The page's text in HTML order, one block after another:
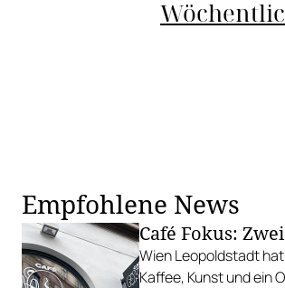
Empfohlene News
Café Fokus:
Wien Leopoldstadt
Kaffee, Kunst und ein